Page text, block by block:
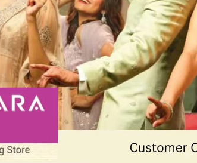
പ്രഭാത സവാരിക്ക്